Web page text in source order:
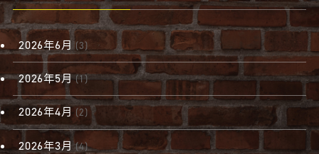
2026年6月 (3)
2026年5月(1)
2026年4月 (2)
2026年3月 (4)